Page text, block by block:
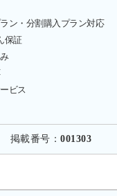
ン・分割購入プラン対応
保証
ビス
掲載番号：001303